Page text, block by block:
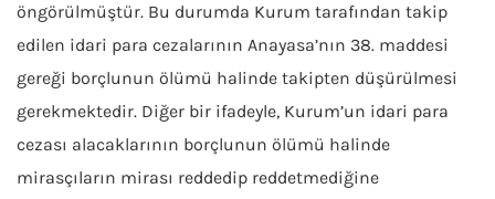
öngörülmüştür. Bu durumda Kurum tarafından takip
edilen idari para cezalarının Anayasa’nın 38. maddesi
gereği borçlunun ölümü halinde takipten düşürülmesi
gerekmektedir. Diğer bir ifadeyle, Kurum’un idari para
cezası alacaklarının borçlunun ölümü halinde
mirasçıların mirası reddedip reddetmediğine